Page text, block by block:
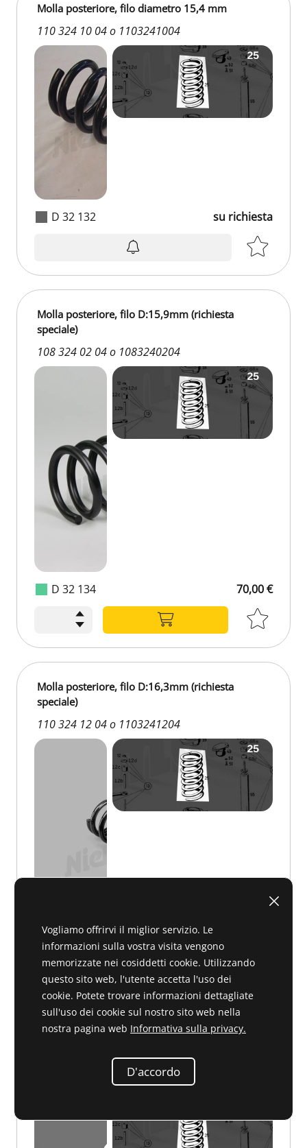
D 32 132
Molla posteriore, filo diametro 15,4 mm
110 324 10 04 o 1103241004
su richiesta
D 32 134
Molla posteriore, filo D:15,9mm (richiesta
speciale)
108 324 02 04 o 1083240204
70,00 €
D 32 133
Molla posteriore, filo D:16,3mm (richiesta
speciale)
110 324 12 04 o 1103241204
79,00 €
79,00 €
Molla posteriore, pezzo originale MB
108 324 02 04 o 1083240204
Vogliamo offrirvi il miglior servizio. Le
informazioni sulla vostra visita vengono
memorizzate nei cosiddetti cookie. Utilizzando
questo sito web, l'utente accetta l'uso dei
cookie. Potete trovare informazioni dettagliate
sull'uso dei cookie sul nostro sito web nella
nostra pagina web Informativa sulla privacy.
D'accordo